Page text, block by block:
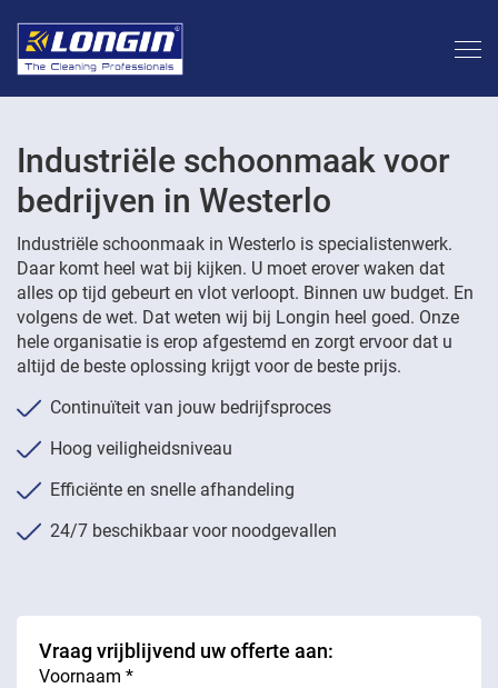
Industriële schoonmaak voor
bedrijven in Westerlo
Industriële schoonmaak in Westerlo is specialistenwerk.
Daar komt heel wat bij kijken. U moet erover waken dat
alles op tijd gebeurt en vlot verloopt. Binnen uw budget. En
volgens de wet. Dat weten wij bij Longin heel goed. Onze
hele organisatie is erop afgestemd en zorgt ervoor dat u
altijd de beste oplossing krijgt voor de beste prijs.
Continuïteit van jouw bedrijfsproces
Hoog veiligheidsniveau
Efficiënte en snelle afhandeling
24/7 beschikbaar voor noodgevallen
Vraag vrijblijvend uw offerte aan:
Voornaam *